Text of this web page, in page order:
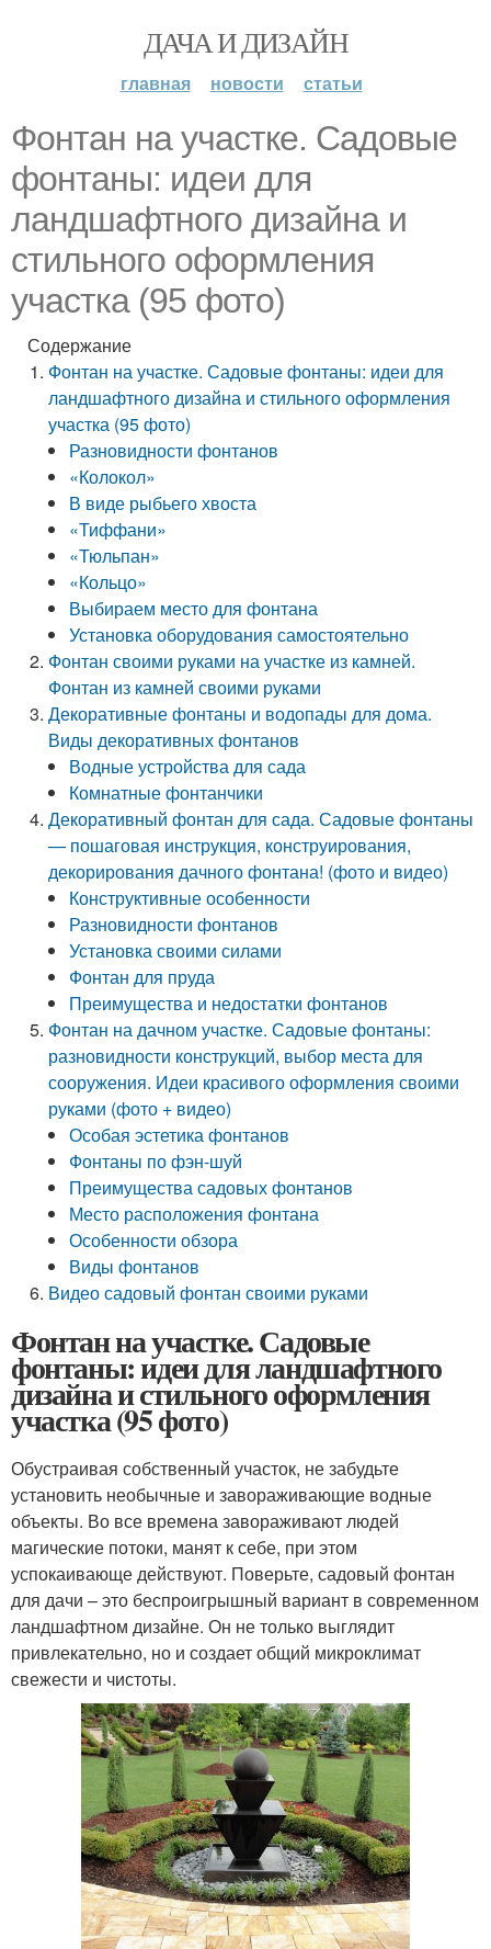
ДАЧА И ДИЗАЙН
главная новости статьи
Фонтан на участке. Садовые
фонтаны: идеи для
ландшафтного дизайна и
стильного оформления
участка (95 фото)
Содержание
Фонтан на участке. Садовые фонтаны: идеи для
ландшафтного дизайна и стильного оформления
участка (95 фото)
Разновидности фонтанов
«Колокол»
В виде рыбьего хвоста
«Тиффани»
«Тюльпан»
«Кольцо»
Выбираем место для фонтана
Установка оборудования самостоятельно
Фонтан своими руками на участке из камней.
Фонтан из камней своими руками
Декоративные фонтаны и водопады для дома.
Виды декоративных фонтанов
Водные устройства для сада
Комнатные фонтанчики
Декоративный фонтан для сада. Садовые фонтаны
— пошаговая инструкция, конструирования,
декорирования дачного фонтана! (фото и видео)
Конструктивные особенности
Разновидности фонтанов
Установка своими силами
Фонтан для пруда
Преимущества и недостатки фонтанов
Фонтан на дачном участке. Садовые фонтаны:
разновидности конструкций, выбор места для
сооружения. Идеи красивого оформления своими
руками (фото + видео)
Особая эстетика фонтанов
Фонтаны по фэн-шуй
Преимущества садовых фонтанов
Место расположения фонтана
Особенности обзора
Виды фонтанов
Видео садовый фонтан своими руками
Фонтан на участке. Садовые
фонтаны: идеи для ландшафтного
дизайна и стильного оформления
участка (95 фото)
Обустраивая собственный участок, не забудьте
установить необычные и завораживающие водные
объекты. Во все времена завораживают людей
магические потоки, манят к себе, при этом
успокаивающе действуют. Поверьте, садовый фонтан
для дачи – это беспроигрышный вариант в современном
ландшафтном дизайне. Он не только выглядит
привлекательно, но и создает общий микроклимат
свежести и чистоты.